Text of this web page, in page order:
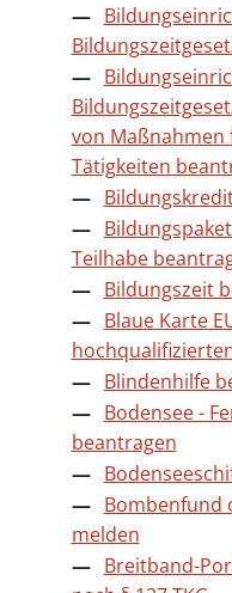
von
Tätigkeiten
Teilhabe
Bildungszeit
Blaue Karte
Blindenhilfe
Bodensee -
beantragen
Bombenfund
melden
Breitband-